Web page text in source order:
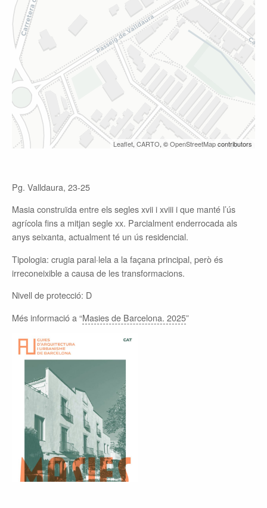
Leaflet, CARTO, ©OpenStreetMapcontributors
Pg. Valldaura, 23-25
Masia construïda entre els seglesxviiixviiii que manté l’ús
agrícola fins a mitjan seglexx. Parcialment enderrocada als
anys seixanta, actualment té un ús residencial.
Tipologia: crugia paral·lela a la façana principal, però és
irreconeixible a causa de les transformacions.
Nivell de protecció: D
Més informació a “Masies de Barcelona. 2025”